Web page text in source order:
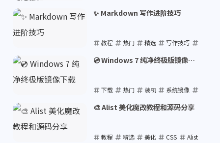
Microsoft Store
✨ Markdown 写作进阶技巧
教程 热门 精选
写作技巧
Markdown
💿 Windows 7 纯净终极版镜像下
下载 热门 装机
系统镜像
Windows 7
🎨 Alist 美化魔改教程和源码分享
教程 精选 美化 CSS
Alist